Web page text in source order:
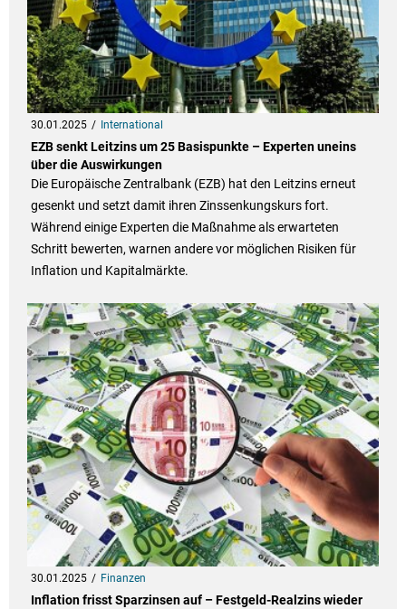
30.01.2025 International
EZB senkt Leitzins um 25 Basispunkte – Experten uneins
über die Auswirkungen
Die Europäische Zentralbank (EZB) hat den Leitzins erneut
gesenkt und setzt damit ihren Zinssenkungskurs fort.
Während einige Experten die Maßnahme als erwarteten
Schritt bewerten, warnen andere vor möglichen Risiken für
Inflation und Kapitalmärkte.
30.01.2025 Finanzen
Inflation frisst Sparzinsen auf – Festgeld-Realzins wieder